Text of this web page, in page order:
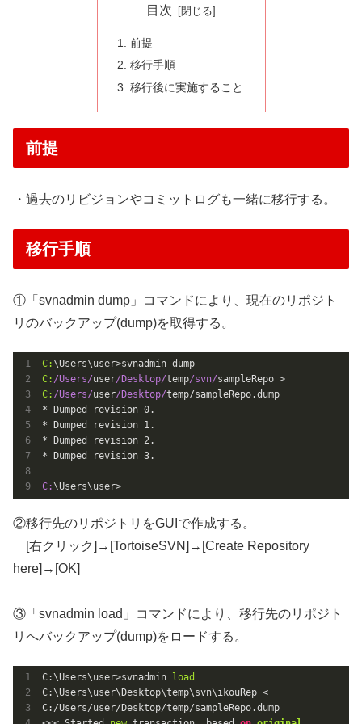
目次
前提
移行手順
移行後に実施すること
前提
・過去のリビジョンやコミットログも一緒に移行する。
移行手順
①「svnadmin dump」コマンドにより、現在のリポジト
リのバックアップ(dump)を取得する。
C:
C: /Users/user/Desktop/temp/svn/sampleRepo >
C: /Users/user/Desktop/temp/sampleRepo.dump
* Dumped revision 0.
* Dumped revision 1.
* Dumped revision 2.
* Dumped revision 3.
C:\Users\user>
②移行先のリポジトリをGUIで作成する。
[右クリック]→[TortoiseSVN]→[Create Repository
here]→[OK]
③「svnadmin load」コマンドにより、移行先のリポジト
リへバックアップ(dump)をロードする。
C:\Users\user>svnadmin load
C:\Users\user\Desktop\temp\svn\ikouRep <
C:/Users/user/Desktop/temp/sampleRepo.dump